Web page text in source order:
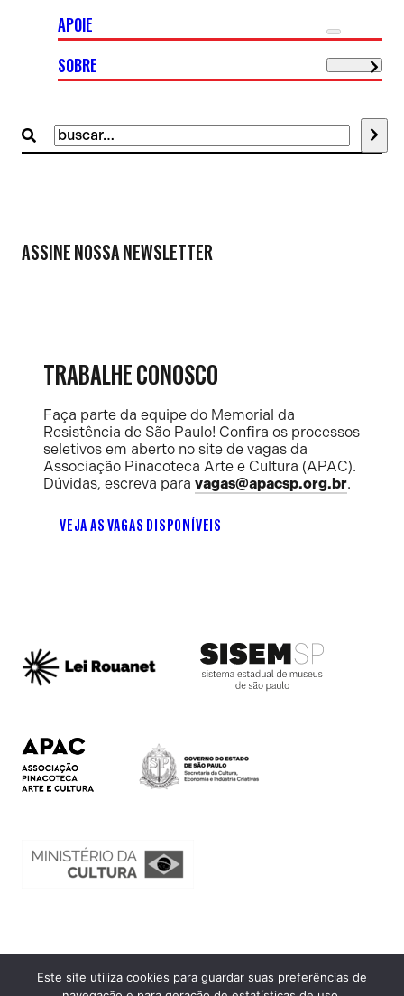
Buscar
por:
APOIE
SOBRE
ASSINE NOSSA NEWSLETTER
TRABALHE CONOSCO
Faça parte da equipe do Memorial da
Resistência de São Paulo! Confira os processos
seletivos em aberto no site de vagas da
Associação Pinacoteca Arte e Cultura (APAC).
Dúvidas, escreva para vagas@apacsp.org.br.
VEJA AS VAGAS DISPONÍVEIS
Ouvidoria
Este site utiliza cookies para guardar suas preferências de